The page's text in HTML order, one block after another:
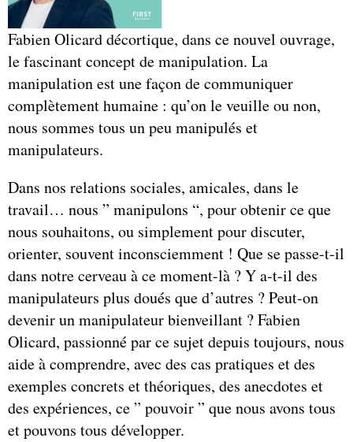
Fabien Olicard décortique, dans ce nouvel ouvrage,
le fascinant concept de manipulation. La
manipulation est une façon de communiquer
complètement humaine : qu’on le veuille ou non,
nous sommes tous un peu manipulés et
manipulateurs.
Dans nos relations sociales, amicales, dans le
travail… nous ” manipulons “, pour obtenir ce que
nous souhaitons, ou simplement pour discuter,
orienter, souvent inconsciemment ! Que se passe-t-il
dans notre cerveau à ce moment-là ? Y a-t-il des
manipulateurs plus doués que d’autres ? Peut-on
devenir un manipulateur bienveillant ? Fabien
Olicard, passionné par ce sujet depuis toujours, nous
aide à comprendre, avec des cas pratiques et des
exemples concrets et théoriques, des anecdotes et
des expériences, ce ” pouvoir ” que nous avons tous
et pouvons tous développer.